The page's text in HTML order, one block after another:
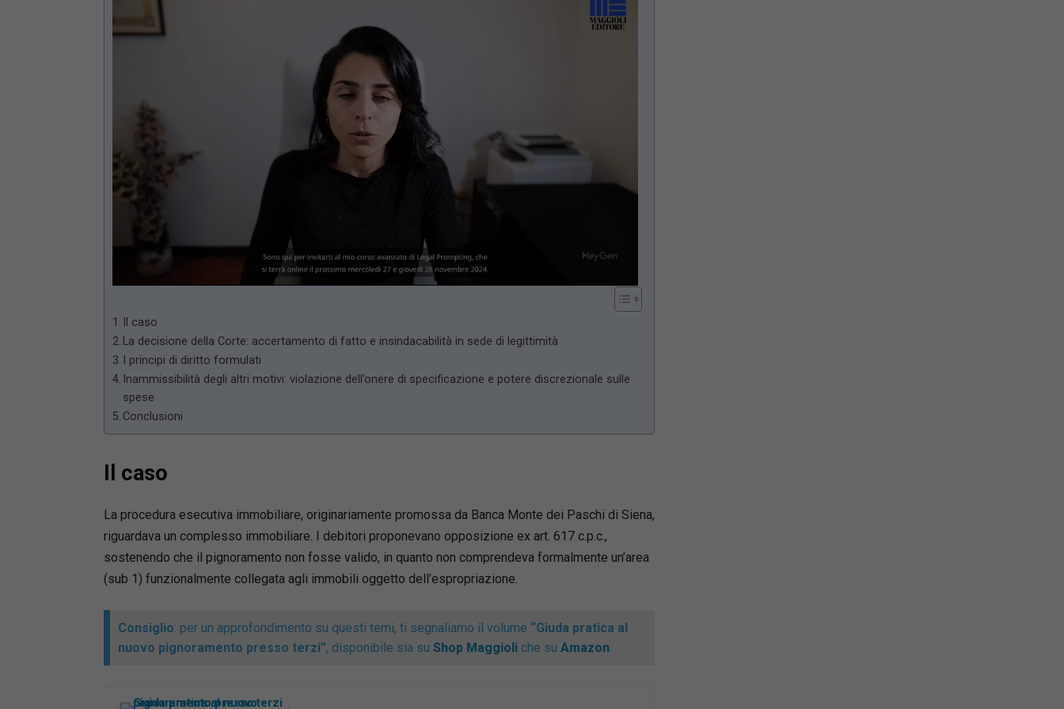
91.04%
Il caso
La decisione della Corte: accertamento di fatto e insindacabilità in sede di legittimità
I principi di diritto formulati
Inammissibilità degli altri motivi: violazione dell’onere di specificazione e potere discrezionale sulle
spese
Conclusioni
Il caso
La procedura esecutiva immobiliare, originariamente promossa da Banca Monte dei Paschi di Siena,
riguardava un complesso immobiliare. I debitori proponevano opposizione ex art. 617 c.p.c.,
sostenendo che il pignoramento non fosse valido, in quanto non comprendeva formalmente un’area
(sub 1) funzionalmente collegata agli immobili oggetto dell’espropriazione.
Consiglio: per un approfondimento su questi temi, ti segnaliamo il volume “Giuda pratica al
nuovo pignoramento presso terzi”, disponibile sia su Shop Maggioli che su Amazon.